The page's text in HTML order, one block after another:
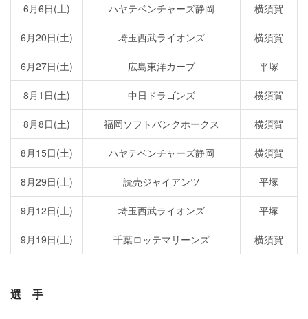
6月6日(土) ハヤテベンチャーズ静岡 横須賀
6月20日(土) 埼玉西武ライオンズ 横須賀
6月27日(土) 広島東洋カープ 平塚
8月1日(土) 中日ドラゴンズ 横須賀
8月8日(土) 福岡ソフトバンクホークス 横須賀
8月15日(土) ハヤテベンチャーズ静岡 横須賀
8月29日(土) 読売ジャイアンツ 平塚
9月12日(土) 埼玉西武ライオンズ 平塚
9月19日(土) 千葉ロッテマリーンズ 横須賀
選 手